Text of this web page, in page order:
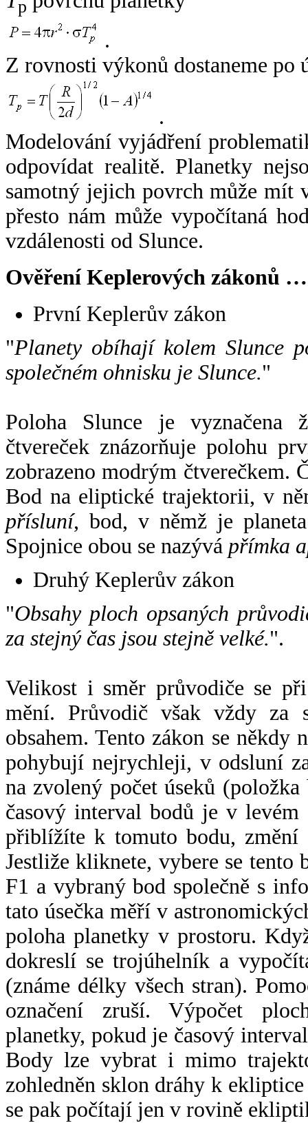
p
.
Z rovnosti výkonů dostaneme po
.
Modelování vyjádření
odpovídat realitě. Planetky
samotný jejich povrch může mít
přesto nám může vypočítaná
vzdálenosti od Slunce.
Ověření Keplerových zákonů …
První Keplerův zákon
"Planety obíhají kolem Slunce
společném ohnisku je Slunce."
Poloha Slunce je vyznačena
čtvereček znázorňuje polohu
zobrazeno modrým čtverečkem.
Bod na eliptické trajektorii, v
přísluní, bod, v němž je
Spojnice obou se nazývá přímka
Druhý Keplerův zákon
"Obsahy ploch opsaných
za stejný čas jsou stejně velké.".
Velikost i směr průvodiče se
mění. Průvodič však vždy za
obsahem. Tento zákon se někdy
pohybují nejrychleji, v odsluní
na zvolený počet úseků
časový interval bodů je v
přiblížíte k tomuto bodu,
Jestliže kliknete, vybere se tento
F1 a vybraný bod společně s
tato úsečka měří v
poloha planetky v prostoru.
dokreslí se trojúhelník a
(známe délky všech stran).
označení zruší. Výpočet
planetky, pokud je časový
Body lze vybrat i mimo
zohledněn sklon dráhy k
se pak počítají jen v rovině